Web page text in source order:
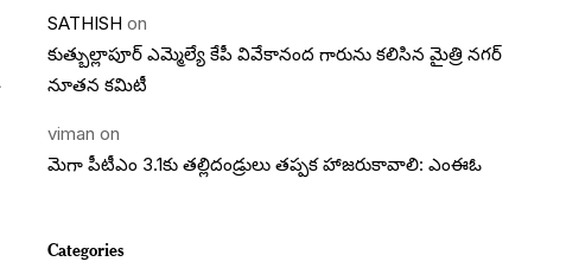
SATHISH on
కుత్బుల్లాపూర్ ఎమ్మెల్యే కేపీ వివేకానంద గారును కలిసిన మైత్రి నగర్
నూతన కమిటీ
viman on
మెగా పీటీఎం 3.1కు తల్లిదండ్రులు తప్పక హాజరుకావాలి: ఎంఈఓ
Categories